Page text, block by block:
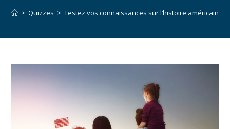
> Quizzes > Testez vos connaissances sur l’histoire américaine